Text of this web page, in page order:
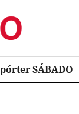
SÁBADO